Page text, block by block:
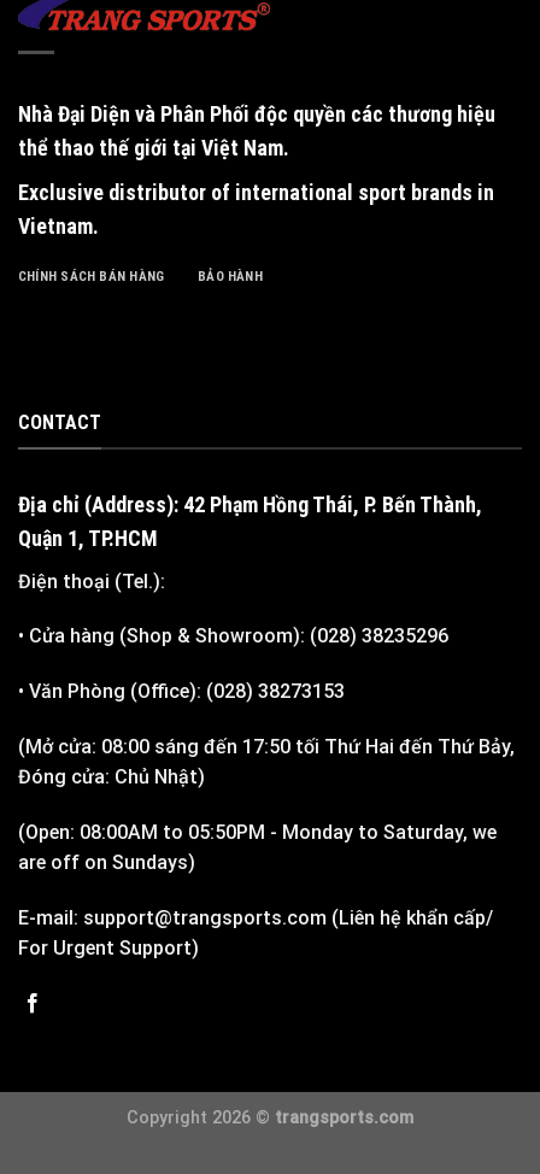
Nhà Đại Diện và Phân Phối độc quyền các thương hiệu
thể thao thế giới tại Việt Nam.
Exclusive distributor of international sport brands in
Vietnam.
CHÍNH SÁCH BÁN HÀNG BẢO HÀNH
CONTACT
Địa chỉ (Address): 42 Phạm Hồng Thái, P. Bến Thành,
Quận 1, TP.HCM
Điện thoại (Tel.):
• Cửa hàng (Shop & Showroom): (028) 38235296
• Văn Phòng (Office): (028) 38273153
(Mở cửa: 08:00 sáng đến 17:50 tối Thứ Hai đến Thứ Bảy,
Đóng cửa: Chủ Nhật)
(Open: 08:00AM to 05:50PM - Monday to Saturday, we
are off on Sundays)
E-mail: support@trangsports.com (Liên hệ khẩn cấp/
For Urgent Support)
Copyright 2026 © trangsports.com